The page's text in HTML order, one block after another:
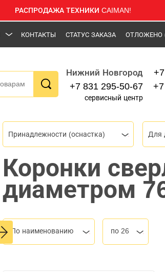
РАСПРОДАЖА ТЕХНИКИ CAIMAN!
КОНТАКТЫ СТАТУС ЗАКАЗА ОТЛОЖЕНО
Нижний Новгород
+7 831 295-50-67
сервисный центр
Принадлежности (оснастка) Для
Коронки
диаметром
По наименованию по 26